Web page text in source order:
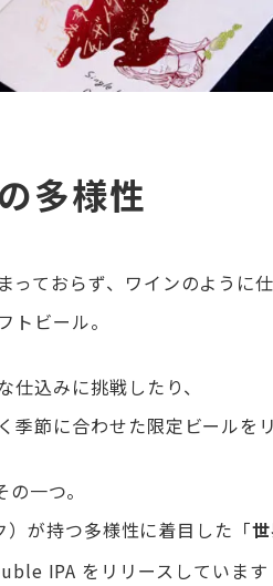
多様性
ておらず、ワインのように
トビール。
込みに挑戦したり、
季節に合わせた限定ビールを
一つ。
が持つ多様性に着目した「
IPA をリリースしています